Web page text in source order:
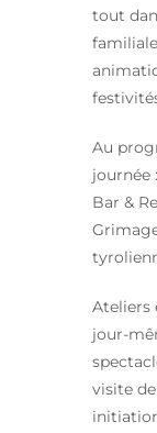
tout
Au
journée :
Bar &
Ateliers
jour-
visite